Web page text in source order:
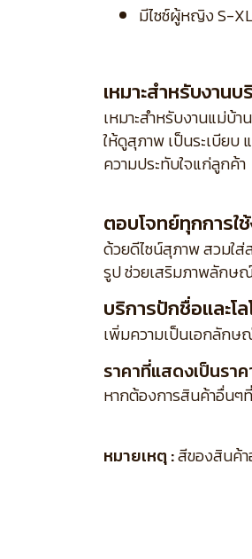
มีไซซ์ผู้หญิง S-
เหมาะสำหรับงานบ
เหมาะสำหรับงานแม่บ้
ให้ดูสุภาพ เป็นระเบียบ
ความประทับใจแก่ลูกค้า
ตอบโจทย์ทุกการใ
ด้วยดีไซน์สุภาพ สวมใส่
รูป ช่วยเสริมภาพลักษ
บริการปักชื่อและโ
เพิ่มความเป็นเอกลัก
ราคาที่แสดงเป็นรา
หากต้องการสินค้าอื่นๆ
หมายเหตุ :สีของสินค้า